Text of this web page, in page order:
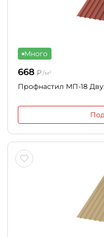
Много
668 ₽/м²
Профнастил МП-18